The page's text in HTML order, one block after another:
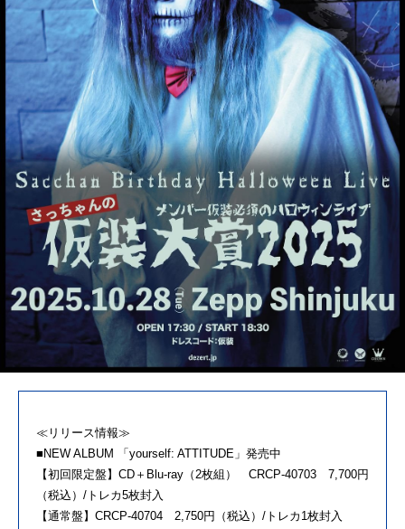
≪リリース情報≫
■NEW ALBUM 「yourself: ATTITUDE」発売中
【初回限定盤】CD＋Blu-ray（2枚組） CRCP-40703 7,700円
（税込）/トレカ5枚封入
【通常盤】CRCP-40704 2,750円（税込）/トレカ1枚封入